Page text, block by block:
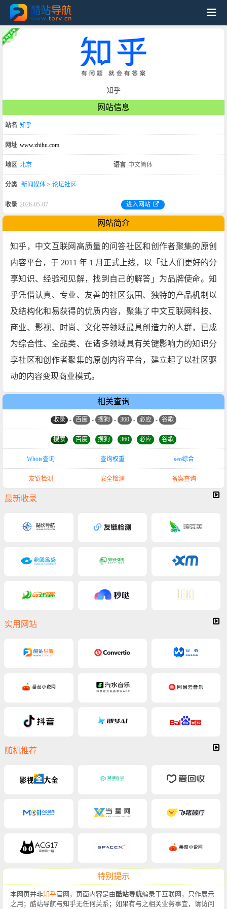
知乎
网站信息
站名 知乎
网址 www.zhihu.com
地区 北京 语言 中文简体
分类 新闻媒体 > 论坛社区
收录 2026-05-07 进入网站
网站简介
知乎，中文互联网高质量的问答社区和创作者聚集的原创
内容平台，于 2011 年 1 月正式上线，以「让人们更好的分
享知识、经验和见解，找到自己的解答」为品牌使命。知
乎凭借认真、专业、友善的社区氛围、独特的产品机制以
及结构化和易获得的优质内容，聚集了中文互联网科技、
商业、影视、时尚、文化等领域最具创造力的人群，已成
为综合性、全品类、在诸多领域具有关键影响力的知识分
享社区和创作者聚集的原创内容平台，建立起了以社区驱
动的内容变现商业模式。
相关查询
收录 - 百度 - 搜狗 - 360 - 必应 - 谷歌
搜索 - 百度 - 搜狗 - 360 - 必应 - 谷歌
Whois查询 查询权重 seo综合
友链检测 安全检测 备案查询
最新收录
实用网站
随机推荐
特别提示
本网页并非知乎官网，页面内容是由酷站导航编录于互联网，只作展示
之用；酷站导航与知乎无任何关系；如果有与之相关业务事宜，请访问